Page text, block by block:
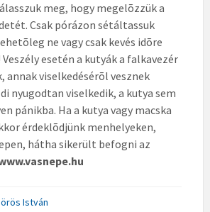
meg, hogy megelõzzük a
Csak pórázon sétáltassuk
ne vagy csak kevés idõre
esetén a kutyák a falkavezér
annak viselkedésérõl vesznek
nyugodtan viselkedik, a kutya sem
pánikba. Ha a kutya vagy macska
érdeklõdjünk menhelyeken,
hátha sikerült befogni az
István